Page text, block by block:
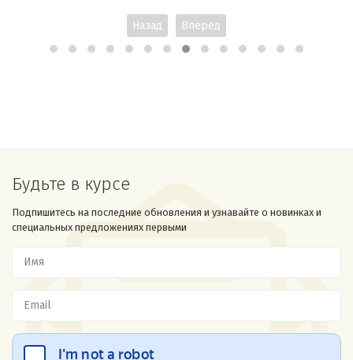
Назад Вперед
Будьте в курсе
Подпишитесь на последние обновления и узнавайте о новинках и
специальных предложениях первыми